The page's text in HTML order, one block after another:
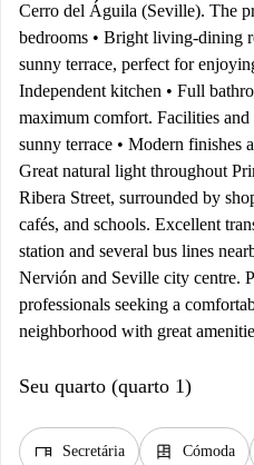
Cerro del Águila (Seville). The
bedrooms • Bright living-dining
sunny terrace, perfect for
Independent kitchen • Full
maximum comfort. Facilities and
sunny terrace • Modern finishes
Great natural light throughout
Ribera Street, surrounded by
cafés, and schools. Excellent
station and several bus lines
Nervión and Seville city centre.
professionals seeking a
neighborhood with great
Seu quarto (quarto 1)
desk Secretária dresser Cómoda